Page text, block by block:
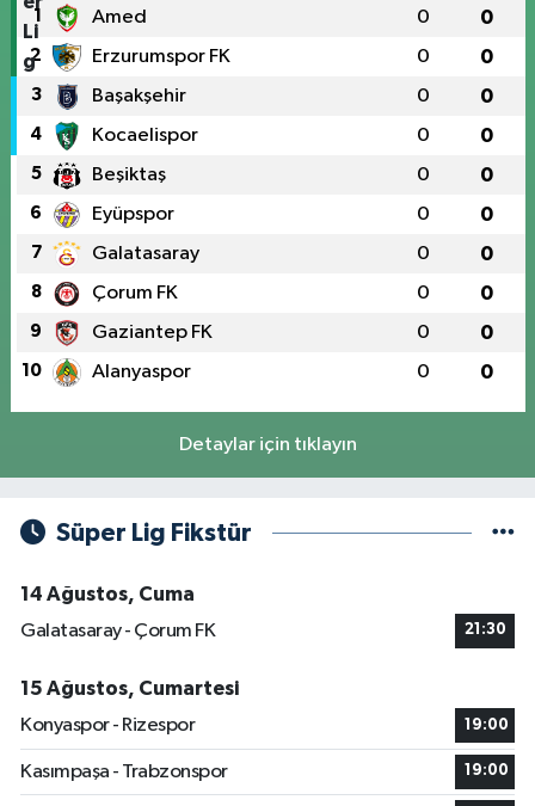
1 Amed 0 0
2 Erzurumspor FK 0 0
3 Başakşehir 0 0
4 Kocaelispor 0 0
5 Beşiktaş 0 0
6 Eyüpspor 0 0
7 Galatasaray 0 0
8 Çorum FK 0 0
9 Gaziantep FK 0 0
10 Alanyaspor 0 0
Detaylar için tıklayın
Süper Lig Fikstür
14 Ağustos, Cuma
Galatasaray - Çorum FK
21:30
15 Ağustos, Cumartesi
Konyaspor - Rizespor
19:00
Kasımpaşa - Trabzonspor 19:00